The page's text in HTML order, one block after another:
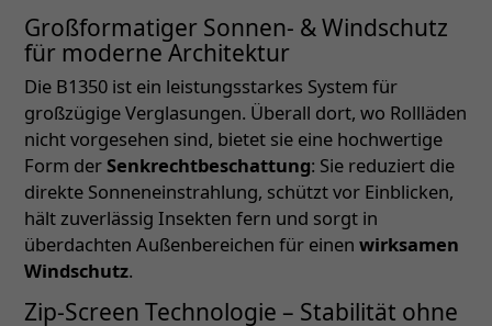
Großformatiger Sonnen- & Windschutz
für moderne Architektur
Die B1350 ist ein leistungsstarkes System für
großzügige Verglasungen. Überall dort, wo Rollläden
nicht vorgesehen sind, bietet sie eine hochwertige
Form derSenkrechtbeschattung: Sie reduziert die
direkte Sonneneinstrahlung, schützt vor Einblicken,
hält zuverlässig Insekten fern und sorgt in
überdachten Außenbereichen für einen wirksamen
Windschutz.
Zip-Screen Technologie – Stabilität ohne